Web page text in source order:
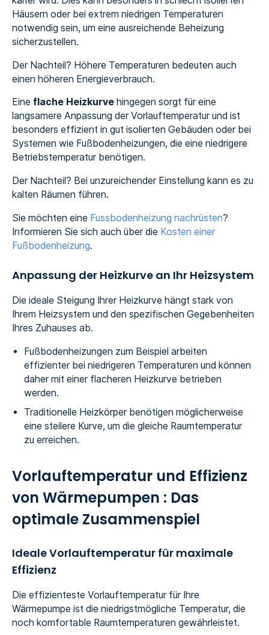
Häusern oder bei extrem niedrigen Temperaturen
notwendig sein, um eine ausreichende Beheizung
sicherzustellen.
Der Nachteil? Höhere Temperaturen bedeuten auch
einen höheren Energieverbrauch.
Eine flache Heizkurvehingegen sorgt für eine
langsamere Anpassung der Vorlauftemperatur und ist
besonders effizient in gut isolierten Gebäuden oder bei
Systemen wie Fußbodenheizungen, die eine niedrigere
Betriebstemperatur benötigen.
Der Nachteil? Bei unzureichender Einstellung kann es zu
kalten Räumen führen.
Sie möchten eine Fussbodenheizung nachrüsten?
Informieren Sie sich auch über die Kosten einer
Fußbodenheizung.
Anpassung der Heizkurve an Ihr Heizsystem
Die ideale Steigung Ihrer Heizkurve hängt stark von
Ihrem Heizsystem und den spezifischen Gegebenheiten
Ihres Zuhauses ab.
Fußbodenheizungen zum Beispiel arbeiten
effizienter bei niedrigeren Temperaturen und können
daher mit einer flacheren Heizkurve betrieben
werden.
Traditionelle Heizkörper benötigen möglicherweise
eine steilere Kurve, um die gleiche Raumtemperatur
zu erreichen.
Vorlauftemperatur und Effizienz
von Wärmepumpen : Das
optimale Zusammenspiel
Ideale Vorlauftemperatur für maximale
Effizienz
Die effizienteste Vorlauftemperatur für Ihre
Wärmepumpe ist die niedrigstmögliche Temperatur, die
noch komfortable Raumtemperaturen gewährleistet.